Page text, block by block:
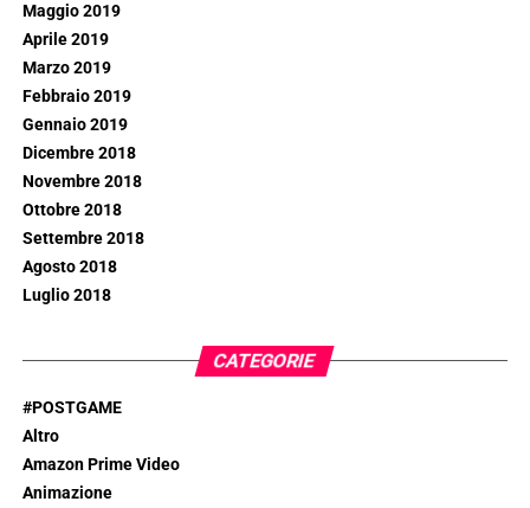
Maggio 2019
Aprile 2019
Marzo 2019
Febbraio 2019
Gennaio 2019
Dicembre 2018
Novembre 2018
Ottobre 2018
Settembre 2018
Agosto 2018
Luglio 2018
CATEGORIE
#POSTGAME
Altro
Amazon Prime Video
Animazione